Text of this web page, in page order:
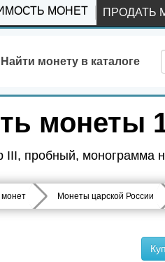
МОНЕТ ПРОДАТЬ
Найти монету в каталоге
монеты
III, пробный, монограмма
Монеты царской России